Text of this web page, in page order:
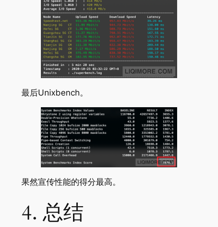
最后Unixbench。
果然宣传性能的得分最高。
4. 总结